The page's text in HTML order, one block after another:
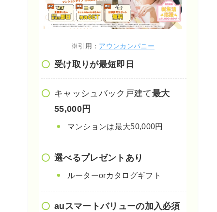
※引用： アウンカンパニー
受け取りが最短即日
キャッシュバック戸建て最大
55,000円
マンションは最大50,000円
選べるプレゼントあり
ルーターorカタログギフト
auスマートバリューの加入必須